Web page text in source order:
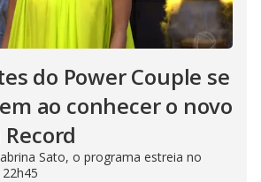
do Power Couple se
ao conhecer o novo
Sato, o programa estreia no